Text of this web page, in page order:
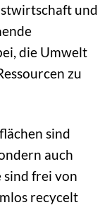
und
die Umwelt
zu
sind
auch
sind frei von
recycelt